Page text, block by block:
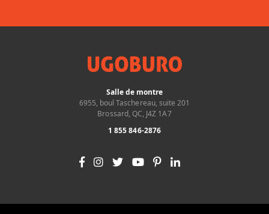
Salle de montre
6955, boul Taschereau, suite 201
Brossard, QC, J4Z 1A7
1 855 846-2876